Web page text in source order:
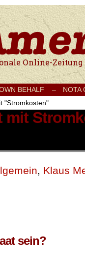
für Frieden,
BEHALF –
NOTA
"Stromkosten"
mit
, Klaus
sein?